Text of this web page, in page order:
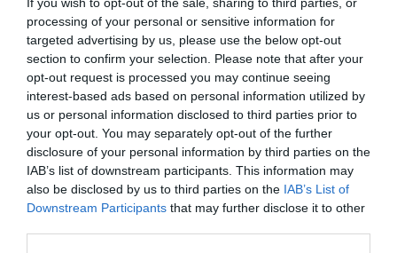
processing of your personal or sensitive information for
targeted advertising by us, please use the below opt-out
section to confirm your selection. Please note that after your
opt-out request is processed you may continue seeing
interest-based ads based on personal information utilized by
us or personal information disclosed to third parties prior to
your opt-out. You may separately opt-out of the further
disclosure of your personal information by third parties on the
IAB’s list of downstream participants. This information may
also be disclosed by us to third parties on the IAB’s List of
Downstream Participants that may further disclose it to other
Βρες το RUNNER!
Όλα τα Τεύχη